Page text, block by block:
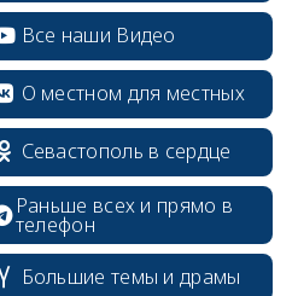
Все наши Видео
О местном для местных
Севастополь в сердце
Раньше всех и прямо в
телефон
Большие темы и драмы